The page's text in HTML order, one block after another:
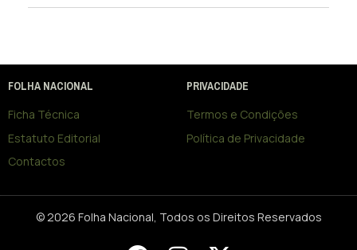
FOLHA NACIONAL
Ficha Técnica
Estatuto Editorial
Contactos
PRIVACIDADE
Termos e Condições
Política de Privacidade
© 2026 Folha Nacional, Todos os Direitos Reservados